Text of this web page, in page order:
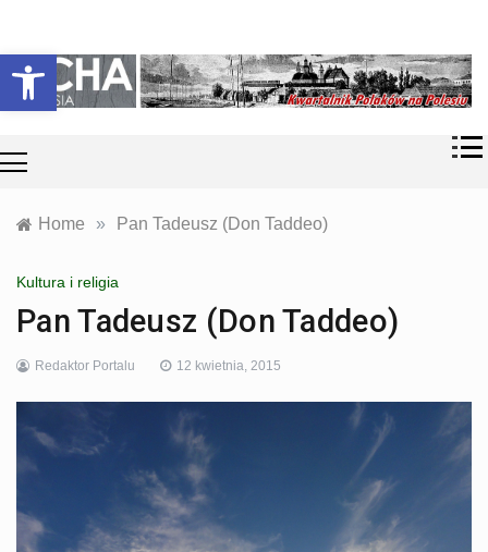
Otwórz pasek narzędzi
content
Echa
Polesia
współczesność
Polaków na
Polesiu.
Home » Pan Tadeusz (Don Taddeo)
Kultura i religia
Pan Tadeusz (Don Taddeo)
Redaktor Portalu 12 kwietnia, 2015